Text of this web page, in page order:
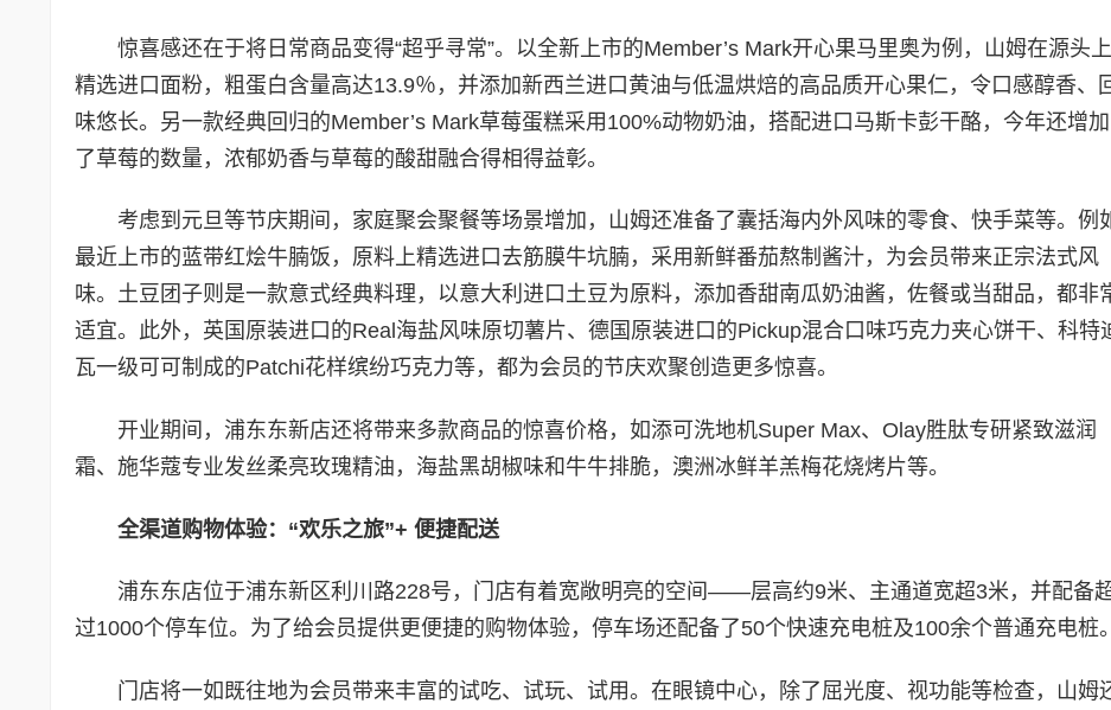
惊喜感还在于将日常商品变得“超乎寻常”。以全新上市的Member’s Mark开心果马里奥为例，山姆在源头上
精选进口面粉，粗蛋白含量高达13.9％，并添加新西兰进口黄油与低温烘焙的高品质开心果仁，令口感醇香、
味悠长。另一款经典回归的Member’s Mark草莓蛋糕采用100%动物奶油，搭配进口马斯卡彭干酪，今年还增加
了草莓的数量，浓郁奶香与草莓的酸甜融合得相得益彰。
考虑到元旦等节庆期间，家庭聚会聚餐等场景增加，山姆还准备了囊括海内外风味的零食、快手菜等。例
最近上市的蓝带红烩牛腩饭，原料上精选进口去筋膜牛坑腩，采用新鲜番茄熬制酱汁，为会员带来正宗法式风
味。土豆团子则是一款意式经典料理，以意大利进口土豆为原料，添加香甜南瓜奶油酱，佐餐或当甜品，都非
适宜。此外，英国原装进口的Real海盐风味原切薯片、德国原装进口的Pickup混合口味巧克力夹心饼干、科特
瓦一级可可制成的Patchi花样缤纷巧克力等，都为会员的节庆欢聚创造更多惊喜。
开业期间，浦东东新店还将带来多款商品的惊喜价格，如添可洗地机Super Max、Olay胜肽专研紧致滋润
霜、施华蔻专业发丝柔亮玫瑰精油，海盐黑胡椒味和牛牛排脆，澳洲冰鲜羊羔梅花烧烤片等。
全渠道购物体验：“欢乐之旅”+ 便捷配送
浦东东店位于浦东新区利川路228号，门店有着宽敞明亮的空间——层高约9米、主通道宽超3米，并配备
过1000个停车位。为了给会员提供更便捷的购物体验，停车场还配备了50个快速充电桩及100余个普通充电桩。
门店将一如既往地为会员带来丰富的试吃、试玩、试用。在眼镜中心，除了屈光度、视功能等检查，山姆